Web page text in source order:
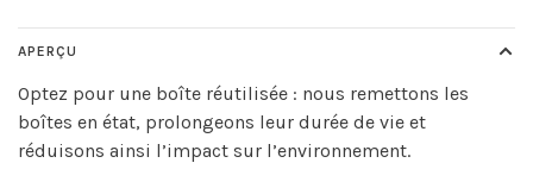
APERÇU
Optez pour une boîte réutilisée : nous remettons les
boîtes en état, prolongeons leur durée de vie et
réduisons ainsi l’impact sur l’environnement.